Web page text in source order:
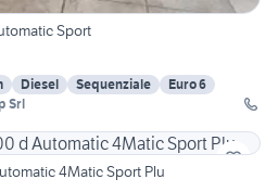
Sport
Diesel Sequenziale
Euro 6
Srl
4Matic Sport Plu